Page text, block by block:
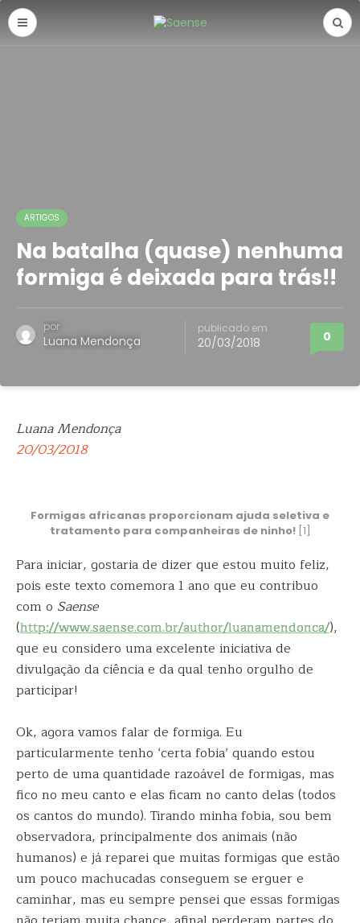
ARTIGOS
Na batalha (quase) nenhuma
formiga é deixada para trás!!
por
Luana Mendonça
publicado em
20/03/2018 0
Luana Mendonça
20/03/2018
Formigas africanas proporcionam ajuda seletiva e
tratamento para companheiras de ninho![1]
Para iniciar, gostaria de dizer que estou muito feliz,
pois este texto comemora 1 ano que eu contribuo
com o Saense
(http://www.saense.com.br/author/luanamendonca/),
que eu considero uma excelente iniciativa de
divulgação da ciência e da qual tenho orgulho de
participar!
Ok, agora vamos falar de formiga. Eu
particularmente tenho ‘certa fobia’ quando estou
perto de uma quantidade razoável de formigas, mas
fico no meu canto e elas ficam no canto delas (todos
os cantos do mundo). Tirando minha fobia, sou bem
observadora, principalmente dos animais (não
humanos) e já reparei que muitas formigas que estão
um pouco machucadas conseguem se erguer e
caminhar, mas eu sempre pensei que essas formigas